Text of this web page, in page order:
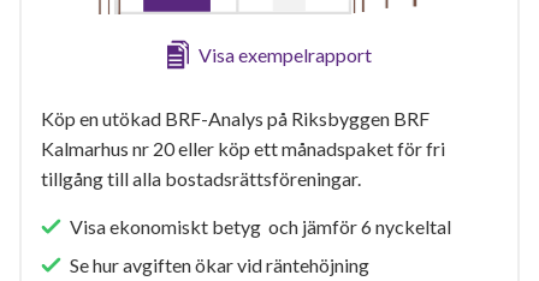
Visa exempelrapport
Köp en utökad BRF-Analys på Riksbyggen BRF
Kalmarhus nr 20 eller köp ett månadspaket för fri
tillgång till alla bostadsrättsföreningar.
Visa ekonomiskt betyg och jämför 6 nyckeltal
Se hur avgiften ökar vid räntehöjning